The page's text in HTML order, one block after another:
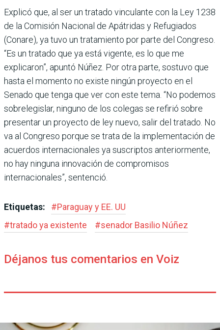
Explicó que, al ser un tratado vinculante con la Ley 1238
de la Comisión Nacional de Apá­tridas y Refugiados
(Conare), ya tuvo un tratamiento por parte del Congreso.
“Es un tratado que ya está vigente, es lo que me
explicaron”, apuntó Núñez. Por otra parte, sos­tuvo que
hasta el momento no existe ningún proyecto en el
Senado que tenga que ver con este tema. “No pode­mos
sobrelegislar, ninguno de los colegas se refirió sobre
presentar un proyecto de ley nuevo, salir del tratado. No
va al Congreso porque se trata de la implementación de
acuerdos internaciona­les ya suscriptos anterior­mente,
no hay ninguna inno­vación de compromisos
internacionales”, sentenció.
Etiquetas: #Paraguay y EE. UU
#tratado ya existente #senador Basilio Núñez
Déjanos tus comentarios en Voiz